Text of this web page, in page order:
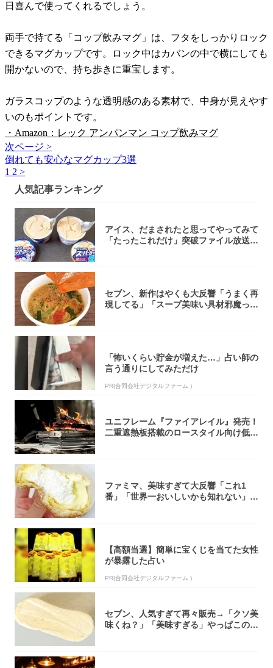
日喜んで使ってくれるでしょう。
両手で持てる「コップ飲みマグ」は、フタをしっかりロック
できるマグカップです。ロック中はカバンの中で横にしても
開かないので、持ち歩きに重宝します。
ガラスコップのような透明感のある素材で、中身が見えやす
いのもポイントです。
・Amazon：レック アンパンマン コップ飲みマグ
次ページ >
倒れても安心なマグカップ3選
1 2 >
人気記事ランキング
アイス、だまされたと思ってやってみて
「たったこれだけ」突破ファイル放送で
セブン、新作はやくも大反響「うまく再
現してる」「スープ美味い具材邪魔って
「怖いくらい貯金が増えた…」占い師の
言う通りにしてみただけ
PR(合同会社デジタルファーム )
ユニフレーム『ファイアレイル』発売！
二重遮熱板搭載のロースタイル向け低型
ファミマ、美味すぎて大反響「これ1
番」「世界一おいしいかも知れない」
【高額当選】簡単に宝くじを当てた女性
が暴露した占い
PR(合同会社デジタルファーム )
セブン、人気すぎて再々販売→「クソ美
味くね？」「美味すぎる」やっぱこのク